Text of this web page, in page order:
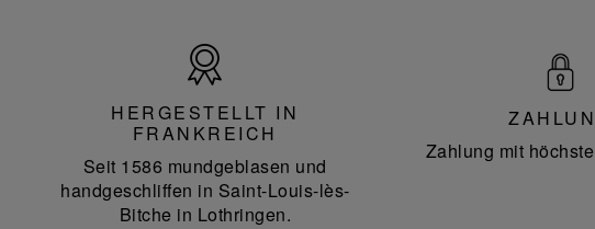
Frankreich
HERGESTELLT IN
FRANKREICH
Seit 1586 mundgeblasen und
handgeschliffen in Saint-Louis-lès-
Bitche in Lothringen.
Zahlung mit